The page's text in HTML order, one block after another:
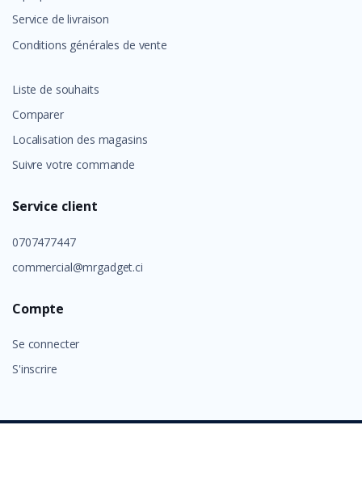
Service de livraison
Conditions générales de vente
Liste de souhaits
Comparer
Localisation des magasins
Suivre votre commande
Service client
0707477447
commercial@mrgadget.ci
Compte
Se connecter
S'inscrire